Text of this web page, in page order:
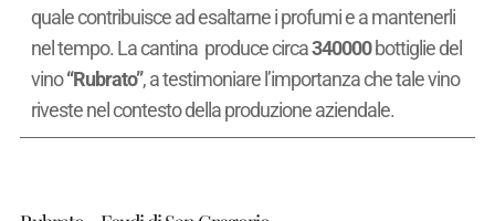
quale contribuisce ad esaltarne i profumi e a mantenerli
nel tempo. La cantina produce circa340000bottiglie del
vino“Rubrato”, a testimoniare l’importanza che tale vino
riveste nel contesto della produzione aziendale.